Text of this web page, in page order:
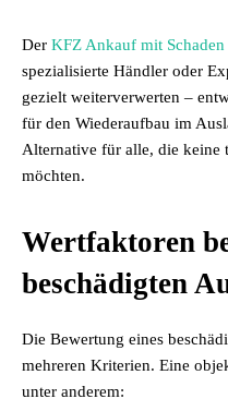
Der KFZ Ankauf mit Schaden
spezialisierte Händler oder
gezielt weiterverwerten –
für den Wiederaufbau im
Alternative für alle, die keine
möchten.
Wertfaktoren
beschädigten
Die Bewertung eines
mehreren Kriterien. Eine
unter anderem: